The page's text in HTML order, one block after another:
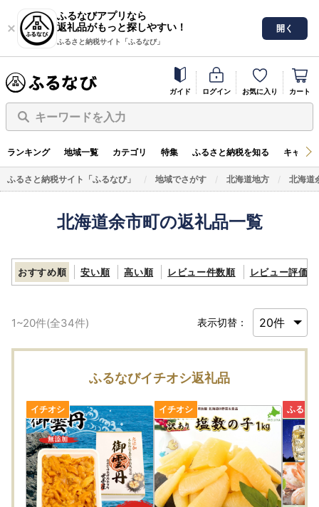
ふるなびアプリなら
返礼品がもっと探しやすい！
ふるさと納税サイト「ふるなび」
開く
ガイド ログイン お気に入り カート
キーワードを入力
ランキング 地域一覧 カテゴリ 特集 ふるさと納税を知る キャン
ふるさと納税サイト「ふるなび」 地域でさがす 北海道地方 北海道
北海道余市町の返礼品一覧
おすすめ順 安い順 高い順 レビュー件数順 レビュー評価順
1~20件(全34件) 表示切替：
ふるなびイチオシ返礼品